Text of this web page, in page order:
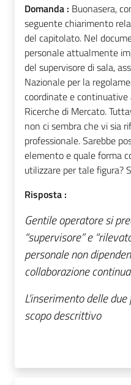
Domanda : Buonasera,
seguente chiarimento
del capitolato. Nel
personale attualmente
del supervisore di sala,
Nazionale per la
coordinate e
Ricerche di Mercato.
non ci sembra che vi sia
professionale. Sarebbe
elemento e quale forma
utilizzare per tale figura?
Risposta :
Gentile operatore si
“supervisore” e
personale non
collaborazione
L’inserimento delle
scopo descrittivo